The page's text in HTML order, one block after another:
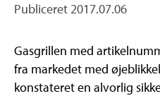
Publiceret 2017.07.06
Gasgrillen med
fra markedet med
konstateret en alvorlig